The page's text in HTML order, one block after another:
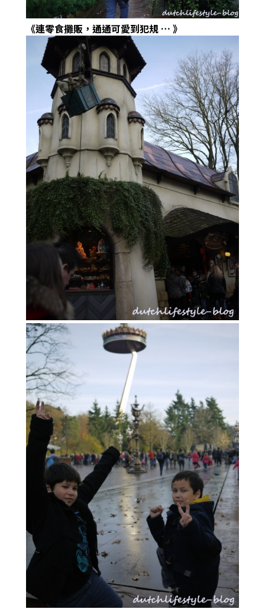
《連零食攤販，通通可愛到犯規 … 》